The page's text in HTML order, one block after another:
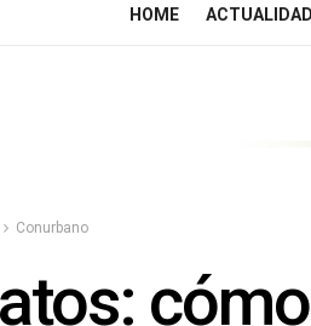
HOME ACTUALIDAD
Conurbano